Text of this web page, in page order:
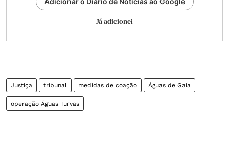
Já adicionei
Justiça tribunal medidas de coação Águas de Gaia
operação Águas Turvas